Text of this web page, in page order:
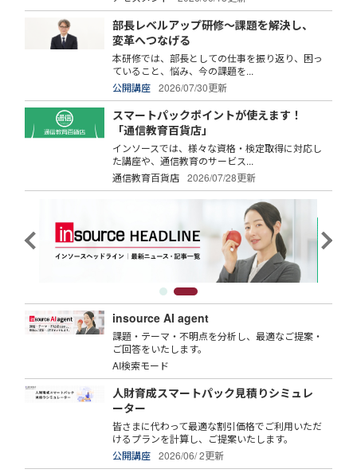
部長レベルアップ研修～課題を解決し、
変革へつなげる
本研修では、部長としての仕事を振り返り、困っ
ていること、悩み、今の課題を...
公開講座
2026/07/30更新
スマートパックポイントが使えます！
「通信教育百貨店」
インソースでは、様々な資格・検定取得に対応し
た講座や、通信教育のサービス...
通信教育百貨店
2026/07/28更新
insource AI agent
課題・テーマ・不明点を分析し、最適なご提案・
ご回答をいたします。
AI検索モード
人財育成スマートパック見積りシミュレ
ーター
皆さまに代わって最適な割引価格でご利用いただ
けるプランを計算し、ご提案いたします。
公開講座
2026/06/ 2更新